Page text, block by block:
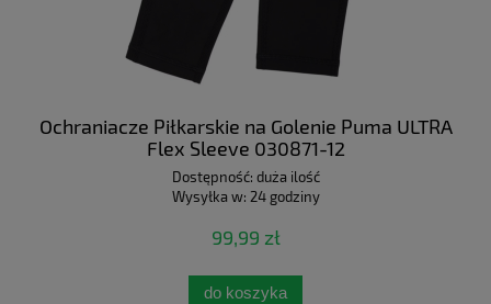
Ochraniacze Piłkarskie na Golenie Puma ULTRA
Flex Sleeve 030871-12
Dostępność: duża ilość
Wysyłka w: 24 godziny
99,99 zł
do koszyka